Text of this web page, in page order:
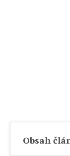
Obsah